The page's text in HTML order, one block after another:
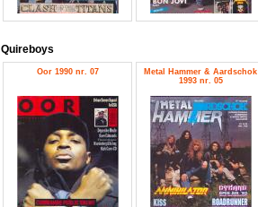
Quireboys
Oor 1990 nr. 07
Metal Hammer & Aardschok
1993 nr. 05